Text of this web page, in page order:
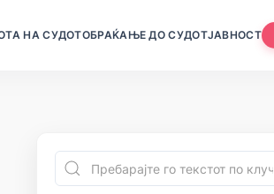
НА СУДОТОБРАЌАЊЕ ДО СУДОТЈАВНОСТ